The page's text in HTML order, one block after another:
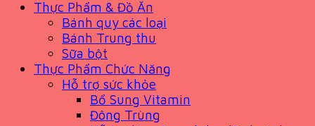
Thực Phẩm & Đồ Ăn
Bánh quy các loại
Bánh Trung thu
Sữa bột
Thực Phẩm Chức Năng
Hỗ trợ sức khỏe
Bổ Sung Vitamin
Đông Trùng